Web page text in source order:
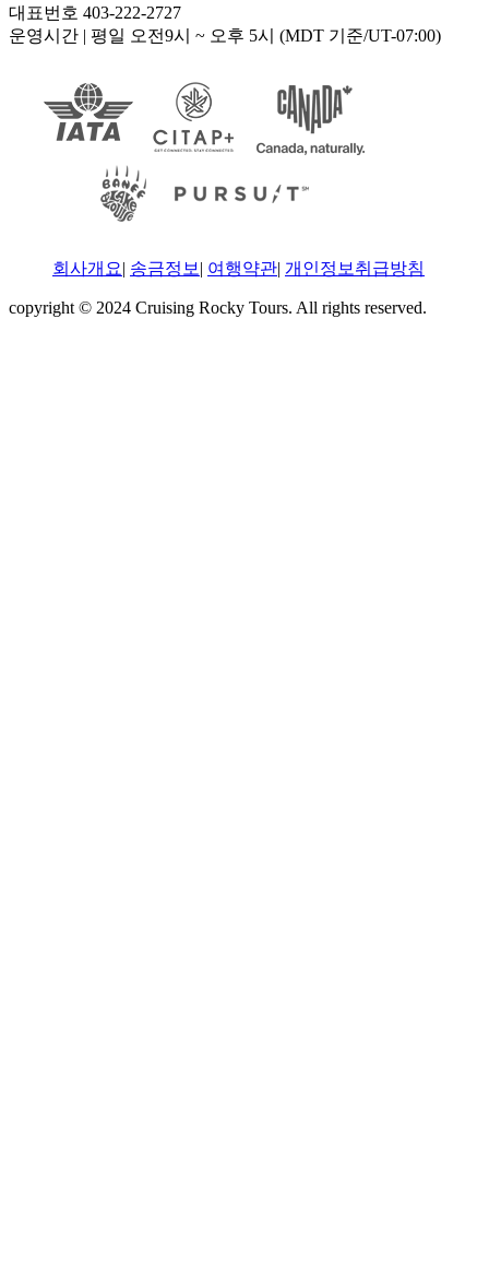
대표번호 403-222-2727
운영시간 | 평일 오전9시 ~ 오후 5시 (MDT 기준/UT-07:00)
회사개요| 송금정보 | 여행약관| 개인정보취급방침
copyright © 2024 Cruising Rocky Tours. All rights reserved.